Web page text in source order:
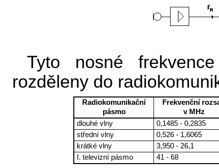
Tyto nosné
rozděleny do
Radiokomunikační
pásmo
Frekvenční
v MHz
dlouhé vlny
0,1485 - 0,2835
střední vlny
0,526 - 1,6065
krátké vlny
3,950 - 26,1
I. televizní pásmo
41 - 68